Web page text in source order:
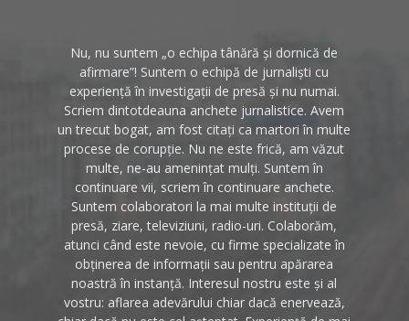
Nu, nu suntem „o echipa tânără și dornică de
afirmare”! Suntem o echipă de jurnaliști cu
experiență în investigații de presă și nu numai.
Scriem dintotdeauna anchete jurnalistice. Avem
un trecut bogat, am fost citați ca martori în multe
procese de corupție. Nu ne este frică, am văzut
multe, ne-au amenințat mulți. Suntem în
continuare vii, scriem în continuare anchete.
Suntem colaboratori la mai multe instituții de
presă, ziare, televiziuni, radio-uri. Colaborăm,
atunci când este nevoie, cu firme specializate în
obținerea de informații sau pentru apărarea
noastră în instanță. Interesul nostru este și al
vostru: aflarea adevărului chiar dacă enervează,